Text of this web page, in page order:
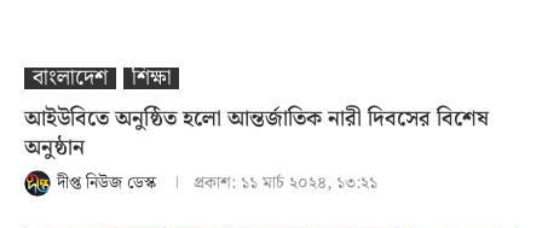
বাংলাদেশ
শিক্ষা
আইউবিতে অনুষ্ঠিত হলো আন্তর্জাতিক নারী দিবসের বিশেষ
অনুষ্ঠান
দীপ্ত নিউজ ডেস্ক প্রকাশ: ১১ মার্চ ২০২৪, ১৩:২১